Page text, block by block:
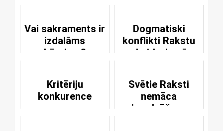
Vai sakraments ir
izdalāms
bērniem?
Dogmatiski
konflikti Rakstu
skaidrojumā
Kritēriju
konkurence
Svētie Raksti
nemāca
izredzēšanu